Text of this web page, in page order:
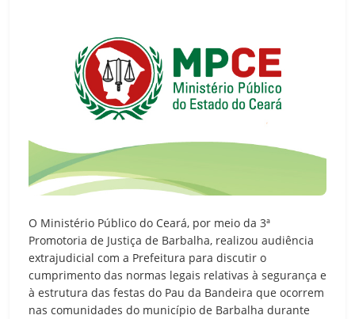
O Ministério Público do Ceará, por meio da 3ª
Promotoria de Justiça de Barbalha, realizou audiência
extrajudicial com a Prefeitura para discutir o
cumprimento das normas legais relativas à segurança e
à estrutura das festas do Pau da Bandeira que ocorrem
nas comunidades do município de Barbalha durante